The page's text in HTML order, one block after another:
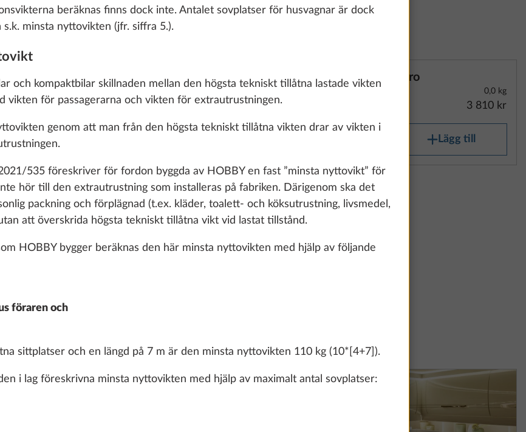
Zesto Turo
0,0 kg
3 810 kr
Lägg till
beräknas finns dock inte. Antalet sovplatser för husvagnar är dock
minsta nyttovikten (jfr. siffra 5.).
och kompaktbilar skillnaden mellan den högsta tekniskt tillåtna lastade vikten
vikten för passagerarna och vikten för extrautrustningen.
genom att man från den högsta tekniskt tillåtna vikten drar av vikten i
535 föreskriver för fordon byggda av HOBBY en fast ”minsta nyttovikt” för
hör till den extrautrustning som installeras på fabriken. Därigenom ska det
packning och förplägnad (t.ex. kläder, toalett- och köksutrustning, livsmedel,
att överskrida högsta tekniskt tillåtna vikt vid lastat tillstånd.
HOBBY bygger beräknas den här minsta nyttovikten med hjälp av följande
föraren och
sittplatser och en längd på 7 m är den minsta nyttovikten 110 kg (10*[4+7]).
i lag föreskrivna minsta nyttovikten med hjälp av maximalt antal sovplatser: